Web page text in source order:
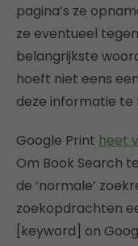
pagina’s ze
ze eventueel
belangrijkste
hoeft niet eens
deze informatie te
Google Print heet
Om Book Search
de ‘normale’
zoekopdrachten
[keyword] on